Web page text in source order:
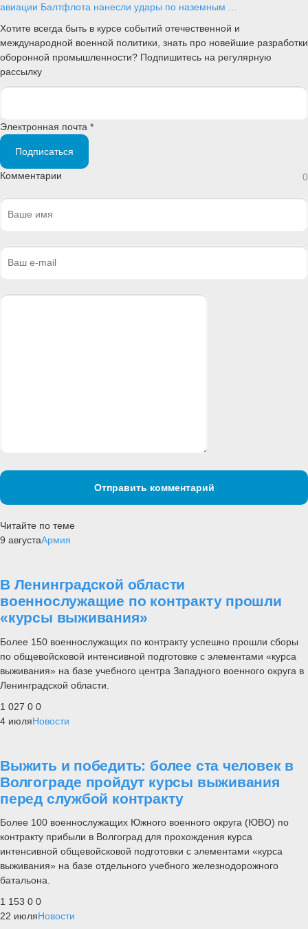
авиации Балтфлота нанесли удары по наземным ...
Хотите всегда быть в курсе событий отечественной и
международной военной политики, знать про новейшие разработки
оборонной промышленности? Подпишитесь на регулярную
рассылку
Электронная почта *
Подписаться
Комментарии 0
Отправить комментарий
Читайте по теме
9 августаАрмия
В Ленинградской области
военнослужащие по контракту прошли
«курсы выживания»
Более 150 военнослужащих по контракту успешно прошли сборы
по общевойсковой интенсивной подготовке с элементами «курса
выживания» на базе учебного центра Западного военного округа в
Ленинградской области.
1 027 0 0
4 июляНовости
Выжить и победить: более ста человек в
Волгограде пройдут курсы выживания
перед службой контракту
Более 100 военнослужащих Южного военного округа (ЮВО) по
контракту прибыли в Волгоград для прохождения курса
интенсивной общевойсковой подготовки с элементами «курса
выживания» на базе отдельного учебного железнодорожного
батальона.
1 153 0 0
22 июляНовости